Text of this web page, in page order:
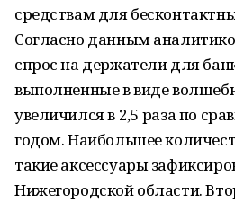
средствам для
Согласно данным
спрос на держатели для
выполненные в виде
увеличился в 2,5 раза по
годом. Наибольшее
такие аксессуары
Нижегородской области.